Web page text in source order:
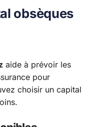
obsèques
aide à prévoir les
pour
choisir un capital